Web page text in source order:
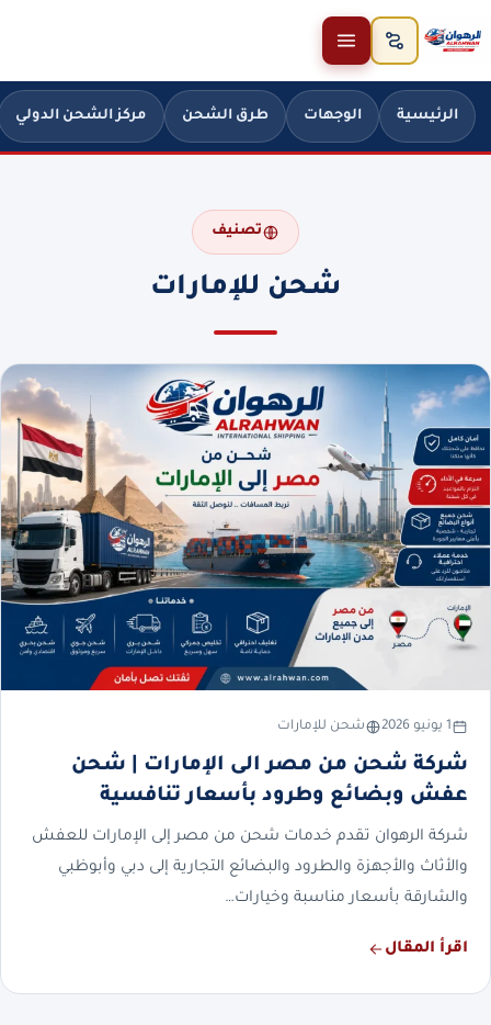
تخطَّ إلى المحتوى
الرئيسية الوجهات طرق الشحن مركز الشحن الدولي
تصنيف
شحن للإمارات
1 يونيو 2026 شحن للإمارات
شركة شحن من مصر الى الإمارات | شحن
عفش وبضائع وطرود بأسعار تنافسية
شركة الرهوان تقدم خدمات شحن من مصر إلى الإمارات للعفش
والأثاث والأجهزة والطرود والبضائع التجارية إلى دبي وأبوظبي
والشارقة بأسعار مناسبة وخيارات…
اقرأ المقال